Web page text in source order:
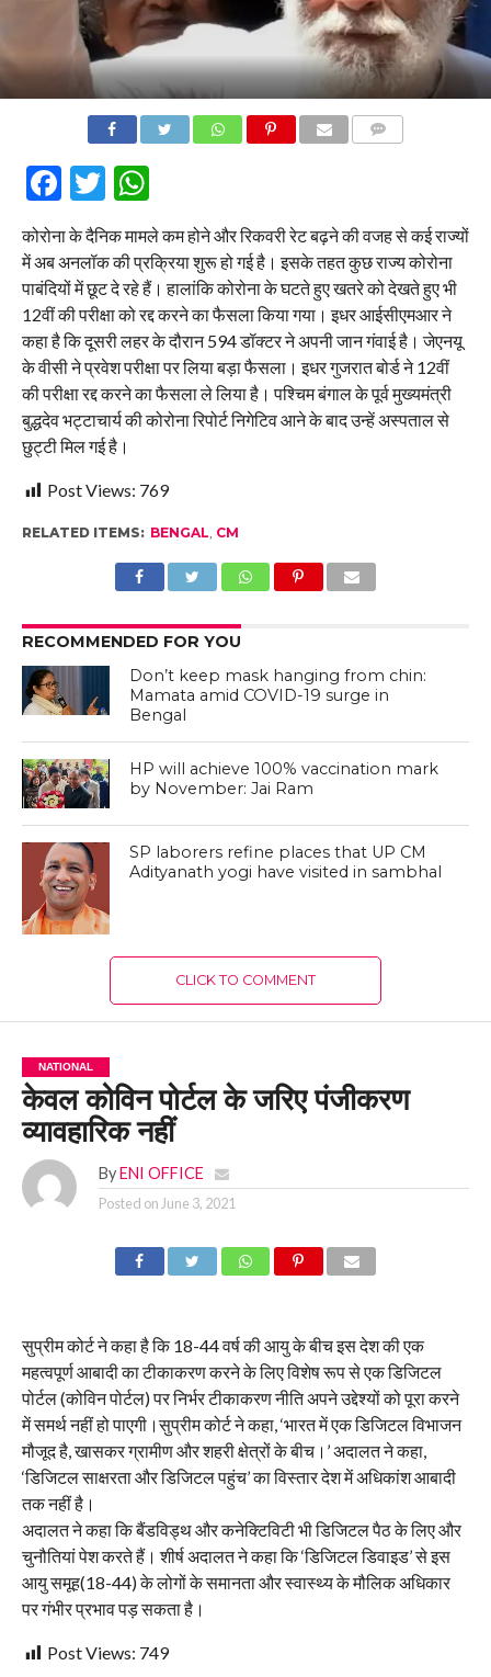
Facebook
Twitter
WhatsApp
कोरोना के दैनिक मामले कम होने और रिकवरी रेट बढ़ने की वजह से कई राज्यों
में अब अनलॉक की प्रक्रिया शुरू हो गई है। इसके तहत कुछ राज्य कोरोना
पाबंदियों में छूट दे रहे हैं। हालांकि कोरोना के घटते हुए खतरे को देखते हुए भी
12वीं की परीक्षा को रद्द करने का फैसला किया गया। इधर आईसीएमआर ने
कहा है कि दूसरी लहर के दौरान 594 डॉक्टर ने अपनी जान गंवाई है। जेएनयू
के वीसी ने प्रवेश परीक्षा पर लिया बड़ा फैसला। इधर गुजरात बोर्ड ने 12वीं
की परीक्षा रद्द करने का फैसला ले लिया है। पश्चिम बंगाल के पूर्व मुख्यमंत्री
बुद्धदेव भट्टाचार्य की कोरोना रिपोर्ट निगेटिव आने के बाद उन्हें अस्पताल से
छुट्टी मिल गई है।
Post Views: 769
RELATED ITEMS: BENGAL CM
RECOMMENDED FOR YOU
Don’t keep mask hanging from chin:
Mamata amid COVID-19 surge in
Bengal
HP will achieve 100% vaccination mark
by November: Jai Ram
SP laborers refine places that UP CM
Adityanath yogi have visited in sambhal
CLICK TO COMMENT
NATIONAL
केवल कोविन पोर्टल के जरिए पंजीकरण
व्यावहारिक नहीं
By ENI OFFICE
Posted on June 3, 2021
सुप्रीम कोर्ट ने कहा है कि 18-44 वर्ष की आयु के बीच इस देश की एक
महत्वपूर्ण आबादी का टीकाकरण करने के लिए विशेष रूप से एक डिजिटल
पोर्टल (कोविन पोर्टल) पर निर्भर टीकाकरण नीति अपने उद्देश्यों को पूरा करने
में समर्थ नहीं हो पाएगी।सुप्रीम कोर्ट ने कहा, ‘भारत में एक डिजिटल विभाजन
मौजूद है, खासकर ग्रामीण और शहरी क्षेत्रों के बीच।’ अदालत ने कहा,
‘डिजिटल साक्षरता और डिजिटल पहुंच’ का विस्तार देश में अधिकांश आबादी
तक नहीं है।
अदालत ने कहा कि बैंडविड्थ और कनेक्टिविटी भी डिजिटल पैठ के लिए और
चुनौतियां पेश करते हैं। शीर्ष अदालत ने कहा कि ‘डिजिटल डिवाइड’ से इस
आयु समूह(18-44) के लोगों के समानता और स्वास्थ्य के मौलिक अधिकार
पर गंभीर प्रभाव पड़ सकता है।
Post Views: 749